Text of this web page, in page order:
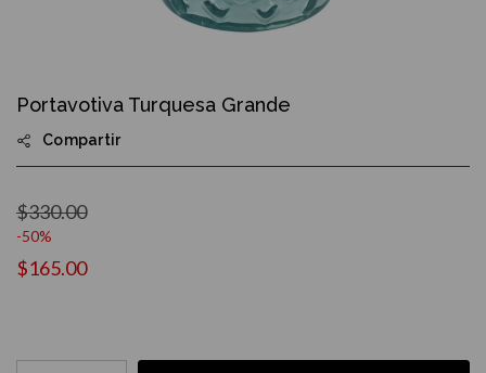
the
of
the
gallery
Portavotiva Turquesa Grande
Compartir
$165.00
$330.00
-50%